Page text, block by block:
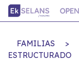
FAMILIAS >
ESTRUCTURADO